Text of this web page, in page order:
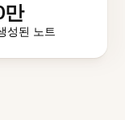
성된 노트